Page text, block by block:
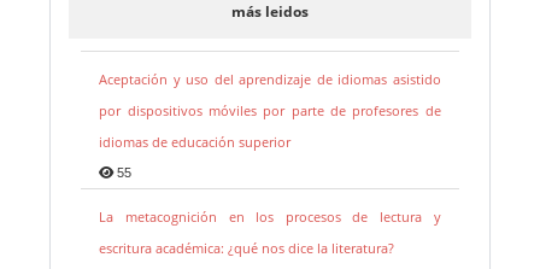
más leidos
Aceptación y uso del aprendizaje de idiomas asistido
por dispositivos móviles por parte de profesores de
idiomas de educación superior
55
La metacognición en los procesos de lectura y
escritura académica: ¿qué nos dice la literatura?